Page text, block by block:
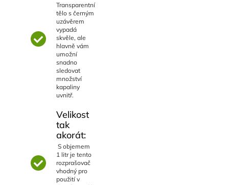
Transparentní
tělo s černým
uzávěrem
vypadá
skvěle, ale
hlavně vám
umožní
snadno
sledovat
množství
kapaliny
uvnitř.
Velikost
tak
akorát:
S objemem
1 litr je tento
rozprašovač
vhodný pro
použití v